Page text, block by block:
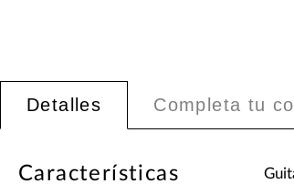
Detalles Completa tu
Características